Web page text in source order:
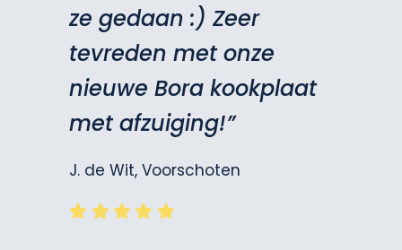
ze gedaan :) Zeer
tevreden met onze
nieuwe Bora kookplaat
met afzuiging!”
J. de Wit, Voorschoten